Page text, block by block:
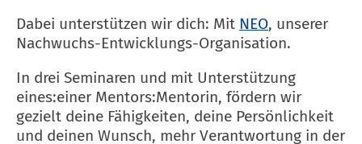
Dabei unterstützen wir dich: Mit NEO, unserer
Nachwuchs-Entwicklungs-Organisation.
In drei Seminaren und mit Unterstützung
eines:einer Mentors:Mentorin, fördern wir
gezielt deine Fähigkeiten, deine Persönlichkeit
und deinen Wunsch, mehr Verantwortung in der